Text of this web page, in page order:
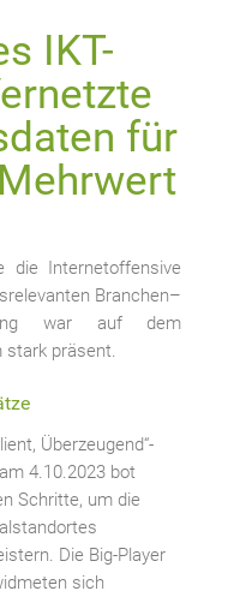
IKT-
für
die Internetoffensive
Branchen–
war auf dem
präsent.
Überzeugend“-
4.10.2023 bot
Schritte, um die
Die Big-Player
sich